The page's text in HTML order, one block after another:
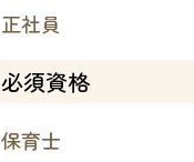
正社員
必須資格
保育士